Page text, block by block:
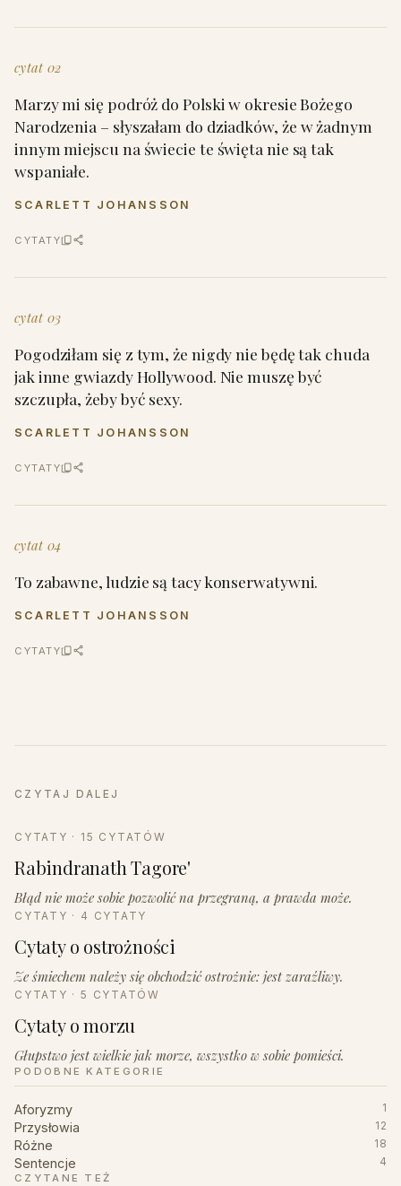
cytat 02
Marzy mi się podróż do Polski w okresie Bożego
Narodzenia – słyszałam do dziadków, że w żadnym
innym miejscu na świecie te święta nie są tak
wspaniałe.
SCARLETT JOHANSSON
CYTATY
cytat 03
Pogodziłam się z tym, że nigdy nie będę tak chuda
jak inne gwiazdy Hollywood. Nie muszę być
szczupła, żeby być sexy.
SCARLETT JOHANSSON
CYTATY
cytat 04
To zabawne, ludzie są tacy konserwatywni.
SCARLETT JOHANSSON
CYTATY
CZYTAJ DALEJ
CYTATY · 15 CYTATÓW
Rabindranath Tagore'
Błąd nie może sobie pozwolić na przegraną, a prawda może.
CYTATY · 4 CYTATY
Cytaty o ostrożności
Ze śmiechem należy się obchodzić ostrożnie: jest zaraźliwy.
CYTATY · 5 CYTATÓW
Cytaty o morzu
Głupstwo jest wielkie jak morze, wszystko w sobie pomieści.
PODOBNE KATEGORIE
Aforyzmy 1
Przysłowia 12
Różne 18
Sentencje
4
CZYTANE TEŻ